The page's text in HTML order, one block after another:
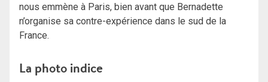
nous emmène à Paris, bien avant que Bernadette
n’organise sa contre-expérience dans le sud de la
France.
La photo indice